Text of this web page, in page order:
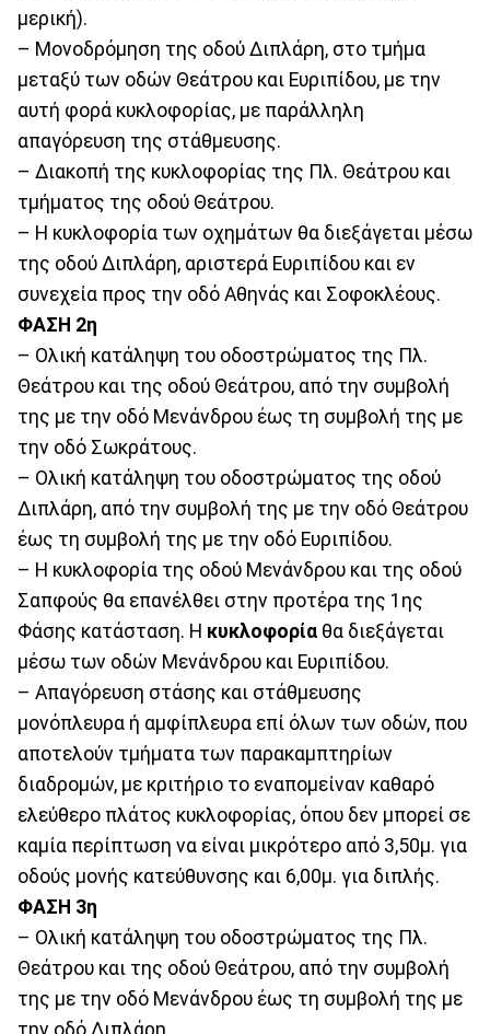
μερική).
– Μονοδρόμηση της οδού Διπλάρη, στο τμήμα
μεταξύ των οδών Θεάτρου και Ευριπίδου, με την
αυτή φορά κυκλοφορίας, με παράλληλη
απαγόρευση της στάθμευσης.
– Διακοπή της κυκλοφορίας της Πλ. Θεάτρου και
τμήματος της οδού Θεάτρου.
– Η κυκλοφορία των οχημάτων θα διεξάγεται μέσω
της οδού Διπλάρη, αριστερά Ευριπίδου και εν
συνεχεία προς την οδό Αθηνάς και Σοφοκλέους.
ΦΑΣΗ 2η
– Ολική κατάληψη του οδοστρώματος της Πλ.
Θεάτρου και της οδού Θεάτρου, από την συμβολή
της με την οδό Μενάνδρου έως τη συμβολή της με
την οδό Σωκράτους.
– Ολική κατάληψη του οδοστρώματος της οδού
Διπλάρη, από την συμβολή της με την οδό Θεάτρου
έως τη συμβολή της με την οδό Ευριπίδου.
– Η κυκλοφορία της οδού Μενάνδρου και της οδού
Σαπφούς θα επανέλθει στην προτέρα της 1ης
Φάσης κατάσταση. Η κυκλοφορία θα διεξάγεται
μέσω των οδών Μενάνδρου και Ευριπίδου.
– Απαγόρευση στάσης και στάθμευσης
μονόπλευρα ή αμφίπλευρα επί όλων των οδών, που
αποτελούν τμήματα των παρακαμπτηρίων
διαδρομών, με κριτήριο το εναπομείναν καθαρό
ελεύθερο πλάτος κυκλοφορίας, όπου δεν μπορεί σε
καμία περίπτωση να είναι μικρότερο από 3,50μ. για
οδούς μονής κατεύθυνσης και 6,00μ. για διπλής.
ΦΑΣΗ 3η
– Ολική κατάληψη του οδοστρώματος της Πλ.
Θεάτρου και της οδού Θεάτρου, από την συμβολή
της με την οδό Μενάνδρου έως τη συμβολή της με
την οδό Διπλάρη.